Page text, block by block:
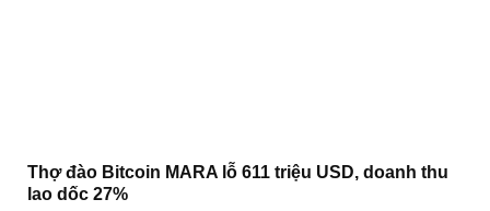
Thợ đào Bitcoin MARA lỗ 611 triệu USD, doanh thu
lao dốc 27%